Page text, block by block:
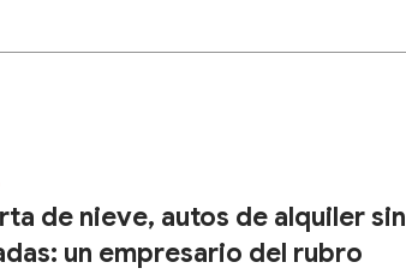
de nieve, autos de alquiler sin
un empresario del rubro